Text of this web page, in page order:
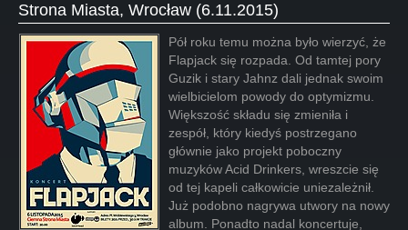
Strona Miasta, Wrocław (6.11.2015)
Pół roku temu można było wierzyć, że
Flapjack się rozpada. Od tamtej pory
Guzik i stary Jahnz dali jednak swoim
wielbicielom powody do optymizmu.
Większość składu się zmieniła i
zespół, który kiedyś postrzegano
głównie jako projekt poboczny
muzyków Acid Drinkers, wreszcie się
od tej kapeli całkowicie uniezależnił.
Już podobno nagrywa utwory na nowy
album. Ponadto nadal koncertuje,